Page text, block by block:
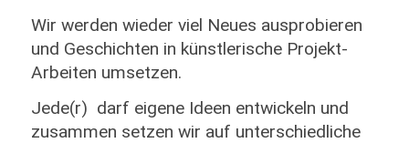
Wir werden wieder viel Neues ausprobieren
und Geschichten in künstlerische Projekt-
Arbeiten umsetzen.
Jede(r) darf eigene Ideen entwickeln und
zusammen setzen wir auf unterschiedliche